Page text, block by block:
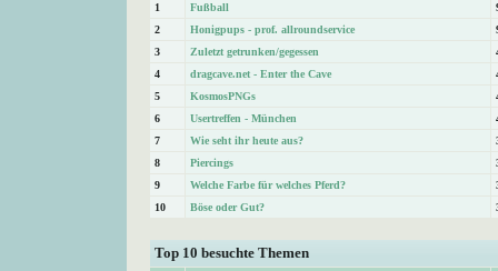
1
Fußball
2
Honigpups - prof. allroundservice
3
Zuletzt getrunken/gegessen
4
dragcave.net - Enter the Cave
5
KosmosPNGs
6
Usertreffen - München
7
Wie seht ihr heute aus?
8
Piercings
9
Welche Farbe für welches Pferd?
10
Böse oder Gut?
Top 10 besuchte Themen